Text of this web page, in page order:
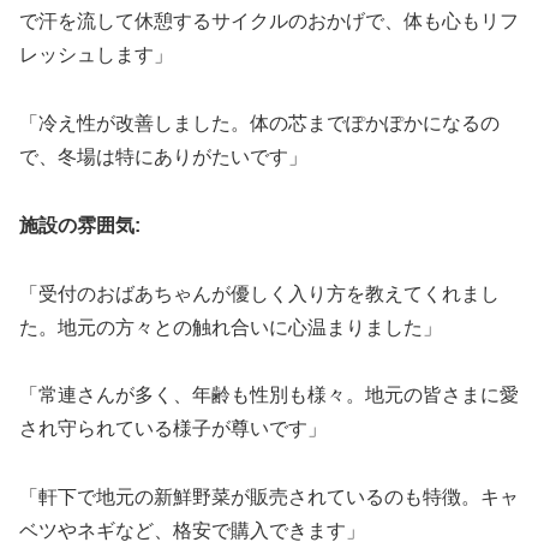
で汗を流して休憩するサイクルのおかげで、体も心もリフ
レッシュします」
「冷え性が改善しました。体の芯までぽかぽかになるの
で、冬場は特にありがたいです」
施設の雰囲気:
「受付のおばあちゃんが優しく入り方を教えてくれまし
た。地元の方々との触れ合いに心温まりました」
「常連さんが多く、年齢も性別も様々。地元の皆さまに愛
され守られている様子が尊いです」
「軒下で地元の新鮮野菜が販売されているのも特徴。キャ
ベツやネギなど、格安で購入できます」